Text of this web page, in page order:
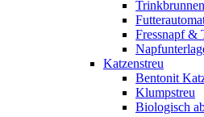
Trinkbrunnen
Fressnapf &
Katzenstreu
Bentonit
Klumpstreu
Biologisch